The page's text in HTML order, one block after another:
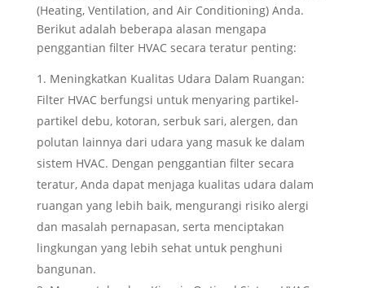
(Heating, Ventilation, and Air Conditioning) Anda.
Berikut adalah beberapa alasan mengapa
penggantian filter HVAC secara teratur penting:
Meningkatkan Kualitas Udara Dalam Ruangan:
Filter HVAC berfungsi untuk menyaring partikel-
partikel debu, kotoran, serbuk sari, alergen, dan
polutan lainnya dari udara yang masuk ke dalam
sistem HVAC. Dengan penggantian filter secara
teratur, Anda dapat menjaga kualitas udara dalam
ruangan yang lebih baik, mengurangi risiko alergi
dan masalah pernapasan, serta menciptakan
lingkungan yang lebih sehat untuk penghuni
bangunan.